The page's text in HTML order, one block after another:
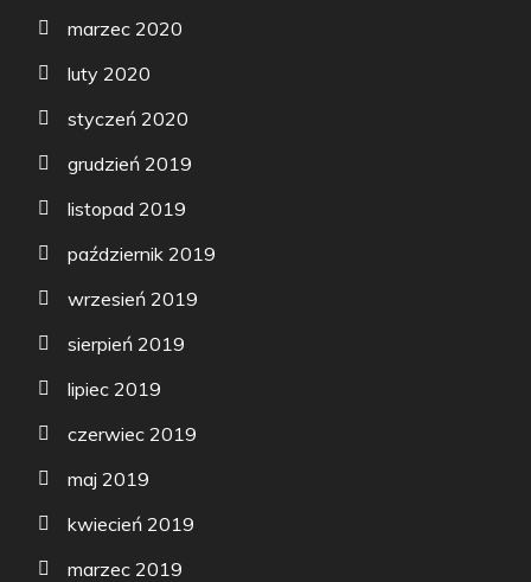
marzec 2020
luty 2020
styczeń 2020
grudzień 2019
listopad 2019
październik 2019
wrzesień 2019
sierpień 2019
lipiec 2019
czerwiec 2019
maj 2019
kwiecień 2019
marzec 2019